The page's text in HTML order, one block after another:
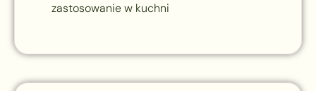
zastosowanie w kuchni